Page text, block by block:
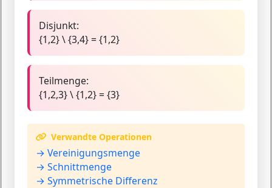
Disjunkt:
{1,2} \ {3,4} = {1,2}
Teilmenge:
{1,2,3} \ {1,2} = {3}
Verwandte Operationen
→ Vereinigungsmenge
→ Schnittmenge
→ Symmetrische Differenz